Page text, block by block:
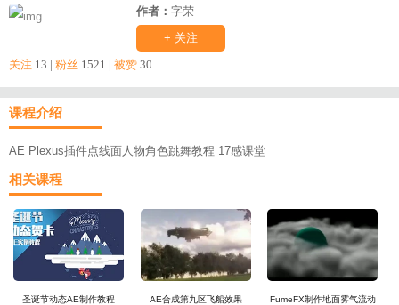
作者：字荣
+ 关注
关注 13 | 粉丝 1521 | 被赞 30
课程介绍
AE Plexus插件点线面人物角色跳舞教程 17感课堂
相关课程
圣诞节动态AE制作教程 AE合成第九区飞船效果 FumeFX制作地面雾气流动